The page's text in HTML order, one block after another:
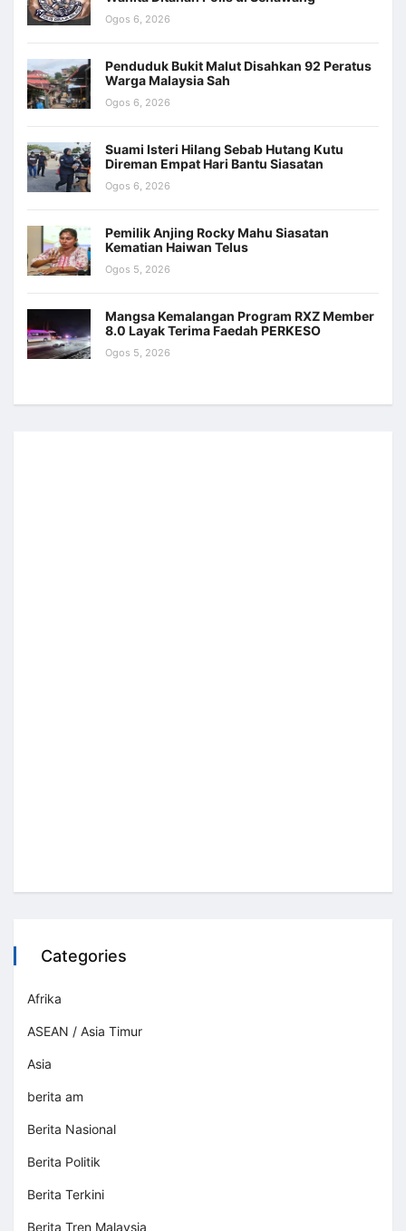
Ogos 6, 2026
Penduduk Bukit Malut Disahkan 92 Peratus
Warga Malaysia Sah
Ogos 6, 2026
Suami Isteri Hilang Sebab Hutang Kutu
Direman Empat Hari Bantu Siasatan
Ogos 6, 2026
Pemilik Anjing Rocky Mahu Siasatan
Kematian Haiwan Telus
Ogos 5, 2026
Mangsa Kemalangan Program RXZ Member
8.0 Layak Terima Faedah PERKESO
Ogos 5, 2026
Categories
Afrika
ASEAN / Asia Timur
Asia
berita am
Berita Nasional
Berita Politik
Berita Terkini
Berita Tren Malaysia